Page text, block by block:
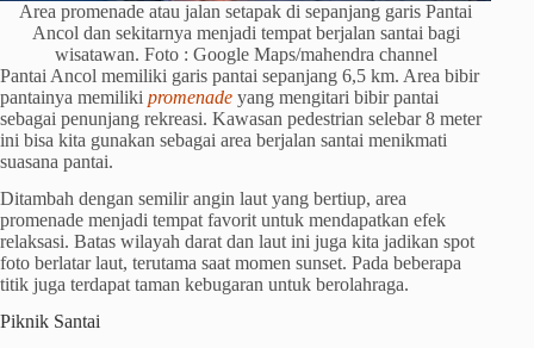
Area promenade atau jalan setapak di sepanjang garis Pantai
Ancol dan sekitarnya menjadi tempat berjalan santai bagi
wisatawan. Foto : Google Maps/mahendra channel
Pantai Ancol memiliki garis pantai sepanjang 6,5 km. Area bibir
pantainya memiliki promenade yang mengitari bibir pantai
sebagai penunjang rekreasi. Kawasan pedestrian selebar 8 meter
ini bisa kita gunakan sebagai area berjalan santai menikmati
suasana pantai.
Ditambah dengan semilir angin laut yang bertiup, area
promenade menjadi tempat favorit untuk mendapatkan efek
relaksasi. Batas wilayah darat dan laut ini juga kita jadikan spot
foto berlatar laut, terutama saat momen sunset. Pada beberapa
titik juga terdapat taman kebugaran untuk berolahraga.
Piknik Santai